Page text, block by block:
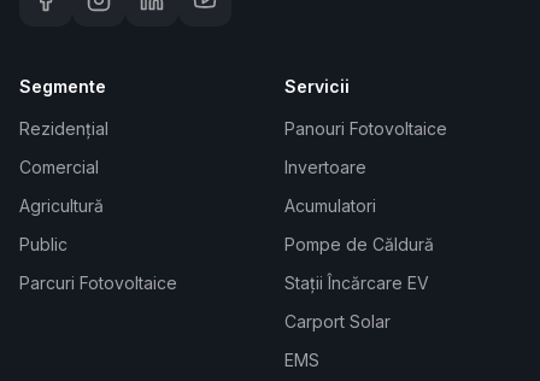
Segmente
Rezidențial
Comercial
Agricultură
Public
Parcuri Fotovoltaice
Servicii
Panouri Fotovoltaice
Invertoare
Acumulatori
Pompe de Căldură
Stații Încărcare EV
Carport Solar
EMS